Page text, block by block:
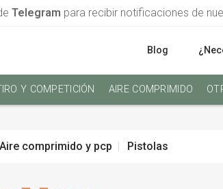
Telegram para recibir notificaciones de
Blog
Y COMPETICIÓN AIRE COMPRIMIDO
Aire comprimido y pcp Pistolas